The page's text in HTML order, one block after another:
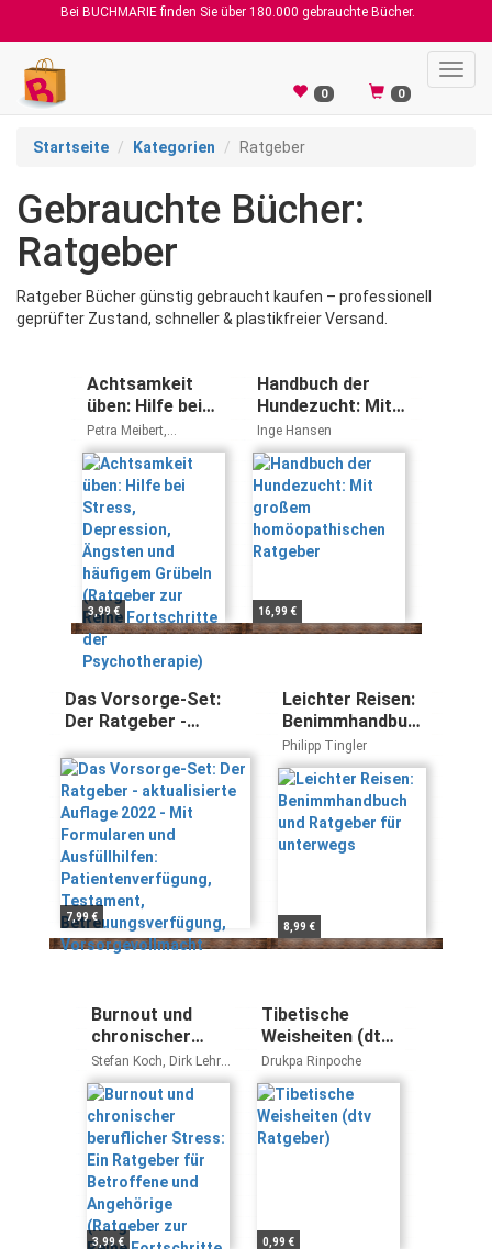
Bei BUCHMARIE finden Sie über 180.000 gebrauchte Bücher.
0 0
Startseite Kategorien Ratgeber
Gebrauchte Bücher:
Ratgeber
Ratgeber Bücher günstig gebraucht kaufen – professionell
geprüfter Zustand, schneller & plastikfreier Versand.
Achtsamkeit
üben: Hilfe bei
Stress,
Depression,
Ängsten und
häufigem
Grübeln
(Ratgeber zur
Reihe
Fortschritte der
Psychotherapie)
Petra Meibert,
Johannes Michalak,
Thomas Heidenreich
3,99 €
Handbuch der
Hundezucht: Mit
großem
homöopathischen
Ratgeber
Inge Hansen
16,99 €
Das Vorsorge-Set:
Der Ratgeber -
2022 - Mit Formularen
und Ausfüllhilfen:
Patientenverfügung,
Testament,
Betreuungsverfügung,
Vorsorgevollmacht
7,99 €
Leichter Reisen:
Benimmhandbuch
und Ratgeber für
unterwegs
Philipp Tingler
8,99 €
Burnout und
chronischer
beruflicher
Stress: Ein
Ratgeber für
Betroffene und
Angehörige
(Ratgeber zur
Reihe
Fortschritte der
Psychotherapie)
Stefan Koch, Dirk Lehr,
Andreas Hillert
3,99 €
Tibetische
Weisheiten (dtv
Ratgeber)
Drukpa Rinpoche
0,99 €